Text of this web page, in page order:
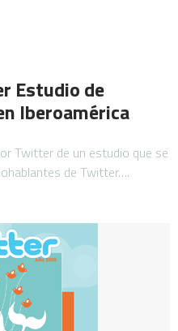
Estudio de
Iberoamérica
Twitter de un estudio que se
de Twitter….